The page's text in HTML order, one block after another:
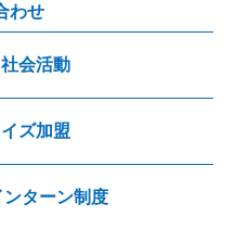
わせ
会活動
ズ加盟
ンターン制度